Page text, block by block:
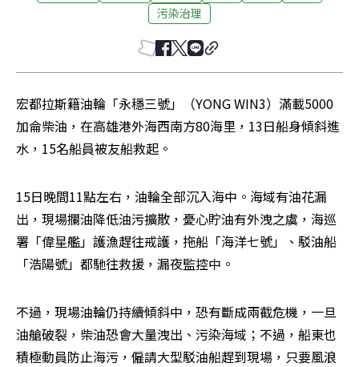
污染治理
宏都拉斯籍油輪「永穩三號」（YONG WIN3）滿載5000
加侖柴油，在高雄港外海西南方80海里，13日船身傾斜進
水，15名船員被友船救起。
15日晚間11點左右，油輪全部沉入海中。海域有油花漏
出，現場攔油降低油污擴散，憂心貯油有外洩之虞，海巡
署「偉星艦」護漁趕往戒護，拖船「海洋七號」、駁油船
「浩陽號」都馳往救援，漏夜監控中。
不過，現場油輪仍持續傾斜中，恐有斷成兩截危機，一旦
油艙破裂，柴油恐會大量洩出、污染海域；不過，船東也
積極動員防止海污，僱請大型駁油船趕到現場，只要風浪